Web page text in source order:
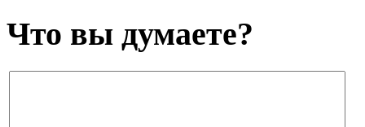
Что вы думаете?